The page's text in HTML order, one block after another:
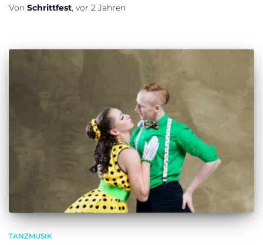
Von Schrittfest, vor 2 Jahren
TANZMUSIK